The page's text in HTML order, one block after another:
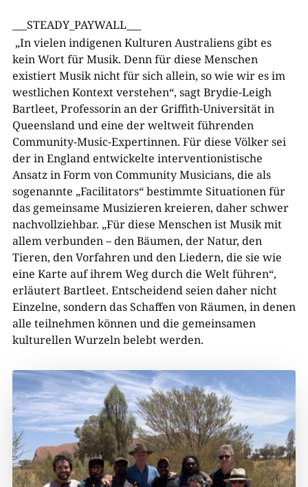
___STEADY_PAYWALL___
„In vielen indigenen Kulturen Australiens gibt es
kein Wort für Musik. Denn für diese Menschen
existiert Musik nicht für sich allein, so wie wir es im
westlichen Kontext verstehen“, sagt Brydie-Leigh
Bartleet, Professorin an der Griffith-Universität in
Queensland und eine der weltweit führenden
Community-Music-Expertinnen. Für diese Völker sei
der in England entwickelte interventionistische
Ansatz in Form von Community Musicians, die als
sogenannte „Facilitators“ bestimmte Situationen für
das gemeinsame Musizieren kreieren, daher schwer
nachvollziehbar. „Für diese Menschen ist Musik mit
allem verbunden – den Bäumen, der Natur, den
Tieren, den Vorfahren und den Liedern, die sie wie
eine Karte auf ihrem Weg durch die Welt führen“,
erläutert Bartleet. Entscheidend seien daher nicht
Einzelne, sondern das Schaffen von Räumen, in denen
alle teilnehmen können und die gemeinsamen
kulturellen Wurzeln belebt werden.